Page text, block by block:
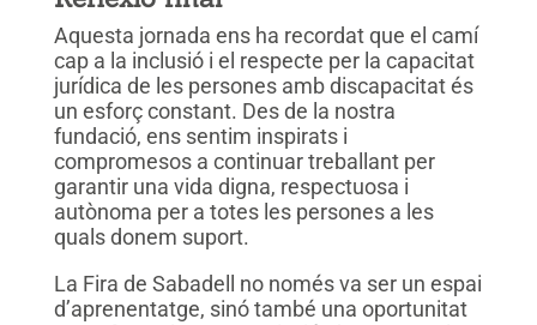
Aquesta jornada ens ha recordat que el camí
cap a la inclusió i el respecte per la capacitat
jurídica de les persones amb discapacitat és
un esforç constant. Des de la nostra
fundació, ens sentim inspirats i
compromesos a continuar treballant per
garantir una vida digna, respectuosa i
autònoma per a totes les persones a les
quals donem suport.
La Fira de Sabadell no només va ser un espai
d’aprenentatge, sinó també una oportunitat